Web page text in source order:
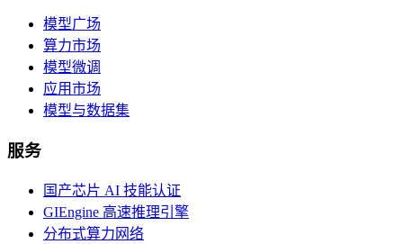
模型广场
算力市场
模型微调
应用市场
模型与数据集
服务
国产芯片 AI 技能认证
GIEngine 高速推理引擎
分布式算力网络